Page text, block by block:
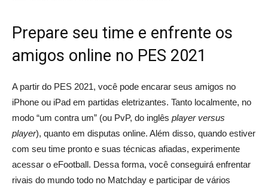
Prepare seu time e enfrente os
amigos online no PES 2021
A partir do PES 2021, você pode encarar seus amigos no
iPhone ou iPad em partidas eletrizantes. Tanto localmente, no
modo “um contra um” (ou PvP, do inglês player versus
player), quanto em disputas online. Além disso, quando estiver
com seu time pronto e suas técnicas afiadas, experimente
acessar o eFootball. Dessa forma, você conseguirá enfrentar
rivais do mundo todo no Matchday e participar de vários